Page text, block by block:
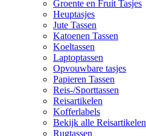
Groente en Fruit Tasjes
Heuptasjes
Jute Tassen
Katoenen Tassen
Koeltassen
Laptoptassen
Opvouwbare tasjes
Papieren Tassen
Reis-/Sporttassen
Reisartikelen
Kofferlabels
Bekijk alle Reisartikelen
Rugtassen